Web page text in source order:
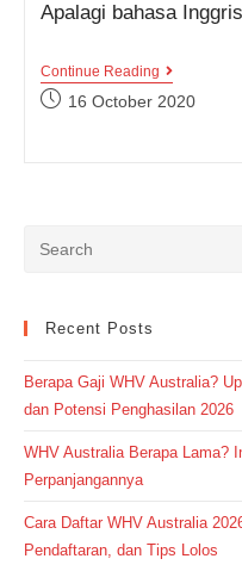
Apalagi bahasa
Continue ReadingEveryone
Every
Post16 October 2020
Recent Posts
Berapa Gaji WHV Australia?
dan Potensi Penghasilan 2026
WHV Australia Berapa Lama?
Perpanjangannya
Cara Daftar WHV Australia
Pendaftaran, dan Tips Lolos